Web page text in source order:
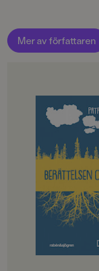
Mer av författaren
OM BOKEN
I Sverige brukar
om tre statsmakter.
regeringen och
tredje är
fler. Vår demokrati
mycket mer än
Det är snarare
åren däremellan
Utanförskap finns
är segregerat.
aldrig funnits så
möjligheter att